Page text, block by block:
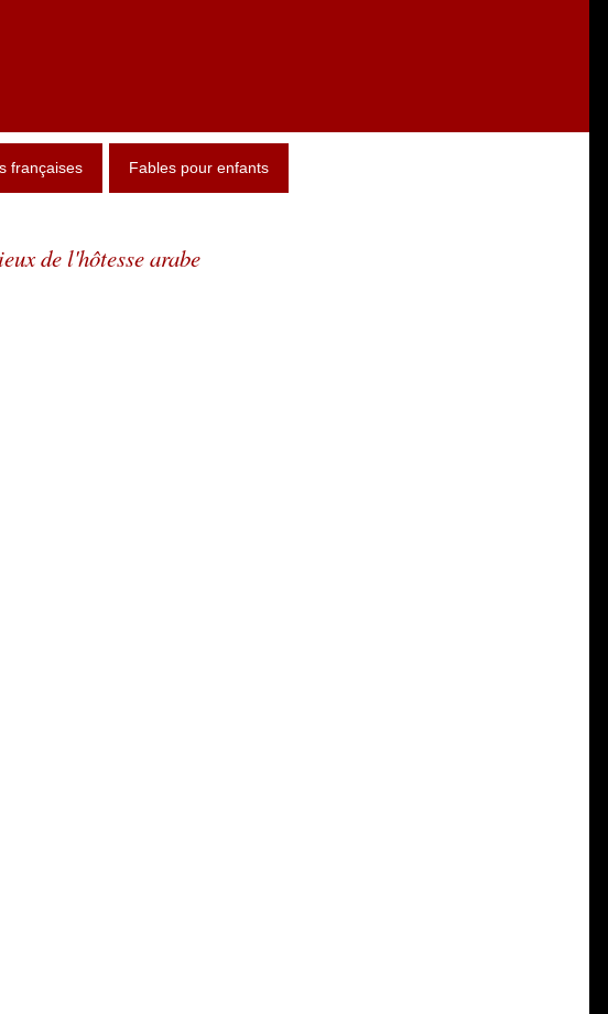
françaises Fables pour enfants
de l'hôtesse arabe